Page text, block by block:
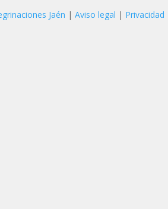
Jaén |Aviso legal | Privacidad